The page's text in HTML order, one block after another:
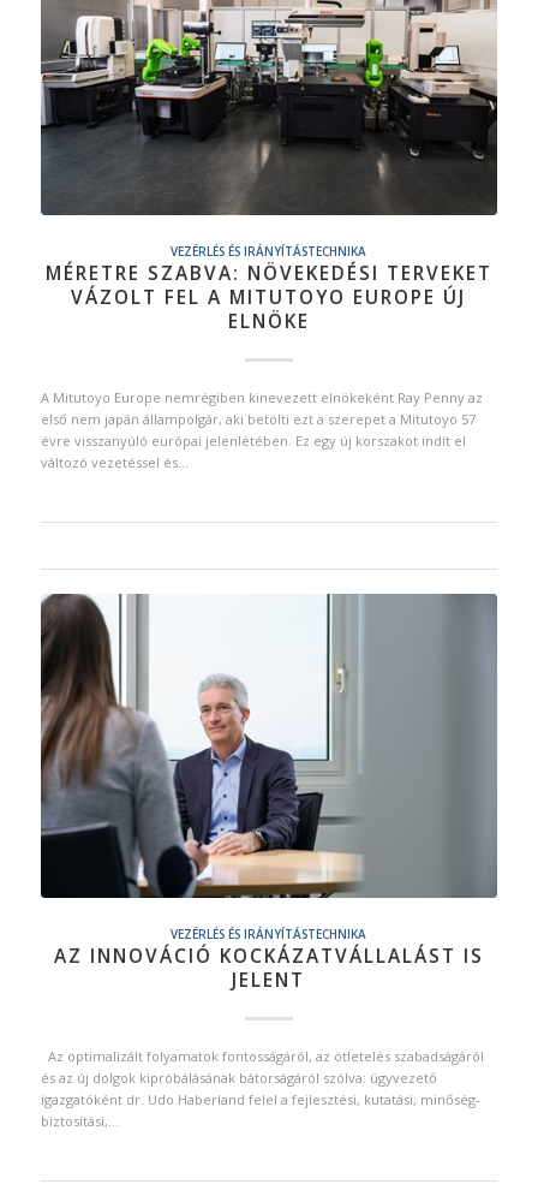
VEZÉRLÉS ÉS IRÁNYÍTÁSTECHNIKA
MÉRETRE SZABVA: NÖVEKEDÉSI TERVEKET
VÁZOLT FEL A MITUTOYO EUROPE ÚJ
ELNÖKE
A Mitutoyo Europe nemrégiben kinevezett elnökeként Ray Penny az
első nem japán állampolgár, aki betölti ezt a szerepet a Mitutoyo 57
évre visszanyúló európai jelenlétében. Ez egy új korszakot indít el
változó vezetéssel és…
VEZÉRLÉS ÉS IRÁNYÍTÁSTECHNIKA
AZ INNOVÁCIÓ KOCKÁZATVÁLLALÁST IS
JELENT
Az optimalizált folyamatok fontosságáról, az ötletelés szabadságáról
és az új dolgok kipróbálásának bátorságáról szólva: ügyvezető
igazgatóként dr. Udo Haberland felel a fejlesztési, kutatási, minőség-
biztosítási,…